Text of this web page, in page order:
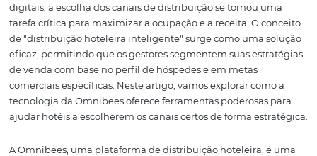
Nos dias de hoje, a gestão de hotéis enfrenta desafios
mais complexos, especialmente no que diz respeito à
distribuição de suas ofertas. Com a ascensão das
digitais, a escolha dos canais de distribuição se tornou
tarefa crítica para maximizar a ocupação e a receita. O